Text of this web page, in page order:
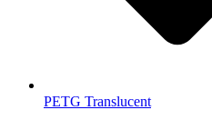
PETG Translucent